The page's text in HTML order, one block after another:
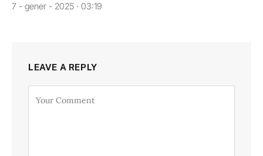
7 - gener - 2025 · 03:19
LEAVE A REPLY